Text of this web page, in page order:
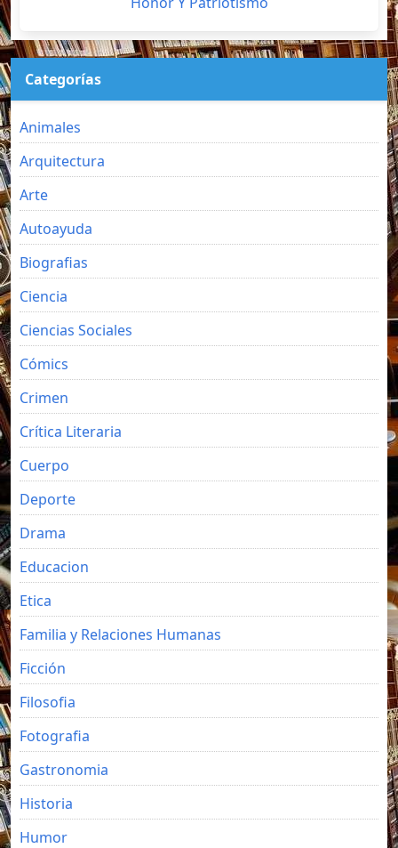
Categorías
Animales
Arquitectura
Arte
Autoayuda
Biografias
Ciencia
Ciencias Sociales
Cómics
Crimen
Crítica Literaria
Cuerpo
Deporte
Drama
Educacion
Etica
Familia y Relaciones Humanas
Ficción
Filosofia
Fotografia
Gastronomia
Historia
Humor